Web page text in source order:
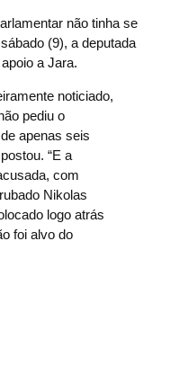
não tinha se
(9), a deputada
a Jara.
noticiado,
pediu o
apenas seis
“E a
com
Nikolas
logo atrás
foi alvo do